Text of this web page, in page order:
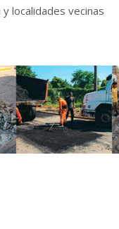
localidades vecinas